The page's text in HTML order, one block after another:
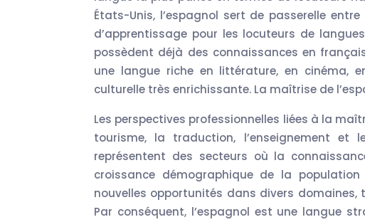
États-Unis, l’espagnol sert de passerelle
d’apprentissage pour les locuteurs de
possèdent déjà des connaissances en
une langue riche en littérature, en cinéma,
culturelle très enrichissante. La maîtrise de
Les perspectives professionnelles liées à la
tourisme, la traduction, l’enseignement et
représentent des secteurs où la
croissance démographique de la
nouvelles opportunités dans divers domaines,
Par conséquent, l’espagnol est une langue